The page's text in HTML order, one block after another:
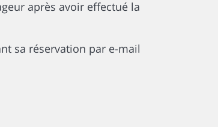
après avoir effectué la
sa réservation par e-mail